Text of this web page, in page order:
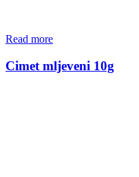
Read more
Cimet mljeveni 10g